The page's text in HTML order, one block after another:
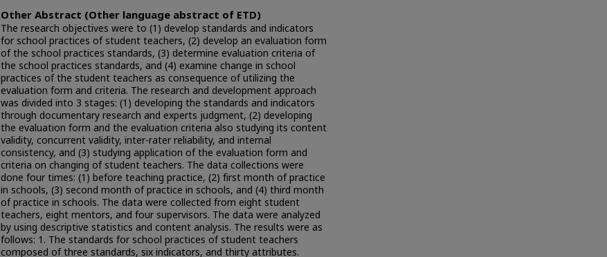
Other Abstract (Other language abstract of ETD)
The research objectives were to (1) develop standards and indicators
for school practices of student teachers, (2) develop an evaluation form
of the school practices standards, (3) determine evaluation criteria of
the school practices standards, and (4) examine change in school
practices of the student teachers as consequence of utilizing the
evaluation form and criteria. The research and development approach
was divided into 3 stages: (1) developing the standards and indicators
through documentary research and experts judgment, (2) developing
the evaluation form and the evaluation criteria also studying its content
validity, concurrent validity, inter-rater reliability, and internal
consistency, and (3) studying application of the evaluation form and
criteria on changing of student teachers. The data collections were
done four times: (1) before teaching practice, (2) first month of practice
in schools, (3) second month of practice in schools, and (4) third month
of practice in schools. The data were collected from eight student
teachers, eight mentors, and four supervisors. The data were analyzed
by using descriptive statistics and content analysis. The results were as
follows: 1. The standards for school practices of student teachers
composed of three standards, six indicators, and thirty attributes.